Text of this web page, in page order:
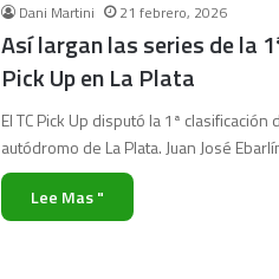
Dani Martini 21 febrero, 2026
Así largan las series de la
Pick Up en La Plata
El TC Pick Up disputó la 1ª clasificación
autódromo de La Plata. Juan José
Lee Mas "